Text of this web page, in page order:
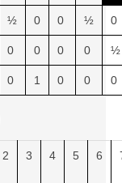
½ 0 0 ½ 0
0 0 0 0 ½
0 1 0 0 0
2 3 4 5 6